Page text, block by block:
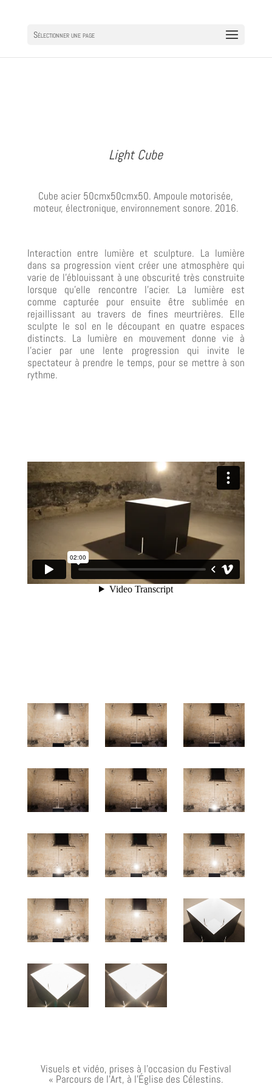
Sélectionner une page
Light Cube
Cube acier 50cmx50cmx50. Ampoule motorisée,
moteur, électronique, environnement sonore. 2016.
Interaction entre lumière et sculpture. La lumière
dans sa progression vient créer une atmosphère qui
varie de l’éblouissant à une obscurité très construite
lorsque qu’elle rencontre l’acier. La lumière est
comme capturée pour ensuite être sublimée en
rejaillissant au travers de fines meurtrières. Elle
sculpte le sol en le découpant en quatre espaces
distincts. La lumière en mouvement donne vie à
l’acier par une lente progression qui invite le
spectateur à prendre le temps, pour se mettre à son
rythme.
Visuels et vidéo, prises à l’occasion du Festival
« Parcours de l’Art, à l’Église des Célestins.